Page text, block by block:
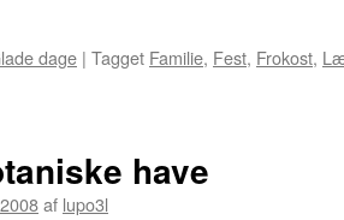
dage | Tagget Familie, Fest, Frokost,
have
af lupo3l